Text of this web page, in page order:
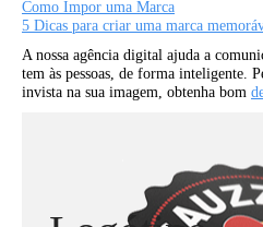
Como Impor uma Marca
5 Dicas para criar uma marca
A nossa agência digital ajuda a
tem às pessoas, de forma inteligente.
invista na sua imagem, obtenha bom